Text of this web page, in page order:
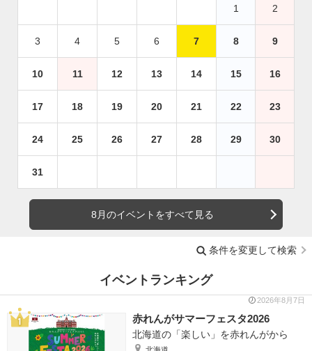
1 2
3 4 5 6 7 8 9
10 11 12 13 14 15 16
17 18 19 20 21 22 23
24 25 26 27 28 29 30
31
8月のイベントをすべて見る
条件を変更して検索
イベントランキング
2026年8月7日
赤れんがサマーフェスタ2026
北海道の「楽しい」を赤れんがから